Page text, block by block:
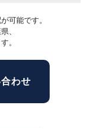
可能です。
、
。
わせ